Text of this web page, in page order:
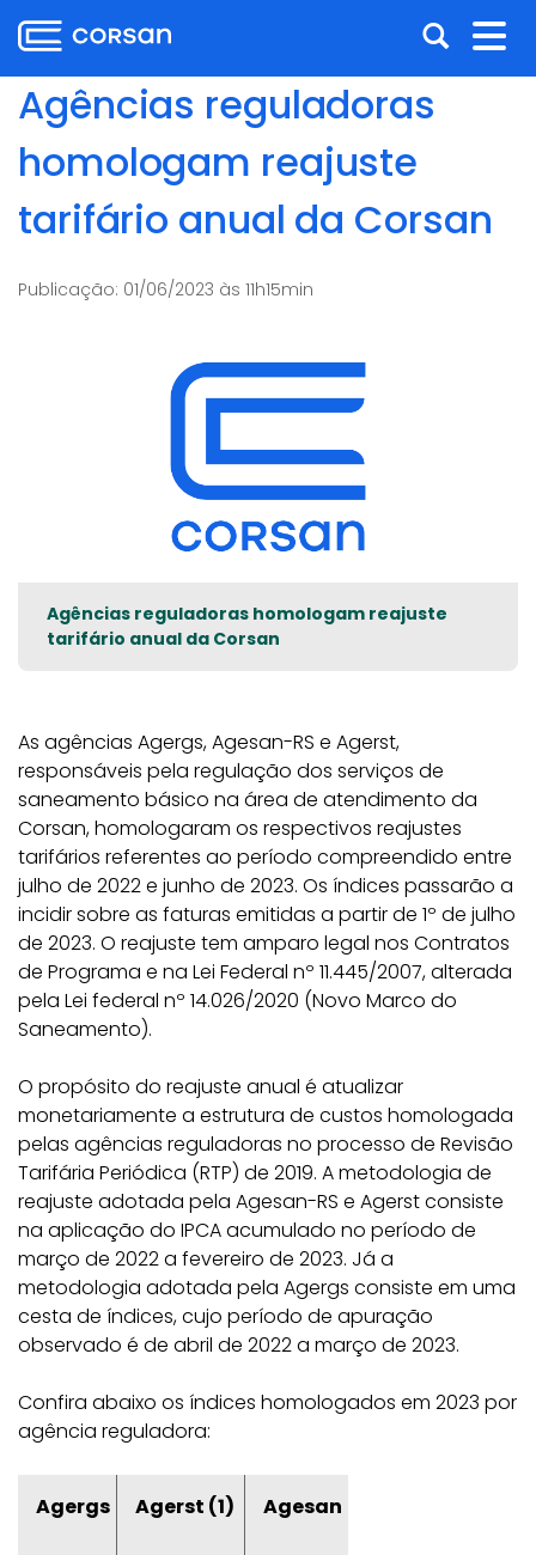
para
o
conteúdo
para
menu
para
o
conteúdo
Abrir
a
busca
Agências reguladoras
homologam reajuste
tarifário anual da Corsan
Publicação: 01/06/2023 às 11h15min
Agências reguladoras homologam reajuste
tarifário anual da Corsan
As agências Agergs, Agesan-RS e Agerst,
responsáveis pela regulação dos serviços de
saneamento básico na área de atendimento da
Corsan, homologaram os respectivos reajustes
tarifários referentes ao período compreendido entre
julho de 2022 e junho de 2023. Os índices passarão a
incidir sobre as faturas emitidas a partir de 1º de julho
de 2023. O reajuste tem amparo legal nos Contratos
de Programa e na Lei Federal nº 11.445/2007, alterada
pela Lei federal nº 14.026/2020 (Novo Marco do
Saneamento).
O propósito do reajuste anual é atualizar
monetariamente a estrutura de custos homologada
pelas agências reguladoras no processo de Revisão
Tarifária Periódica (RTP) de 2019. A metodologia de
reajuste adotada pela Agesan-RS e Agerst consiste
na aplicação do IPCA acumulado no período de
março de 2022 a fevereiro de 2023. Já a
metodologia adotada pela Agergs consiste em uma
cesta de índices, cujo período de apuração
observado é de abril de 2022 a março de 2023.
Confira abaixo os índices homologados em 2023 por
agência reguladora:
Agergs Agerst (1) Agesan